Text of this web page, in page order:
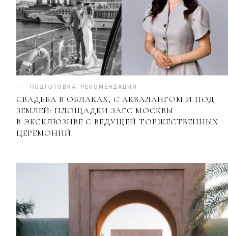
ПОДГОТОВКА. РЕКОМЕНДАЦИИ
СВАДЬБА В ОБЛАКАХ, С АКВАЛАНГОМ И ПОД
ЗЕМЛЕЙ: ПЛОЩАДКИ ЗАГС МОСКВЫ
В ЭКСКЛЮЗИВЕ С ВЕДУЩЕЙ ТОРЖЕСТВЕННЫХ
ЦЕРЕМОНИЙ